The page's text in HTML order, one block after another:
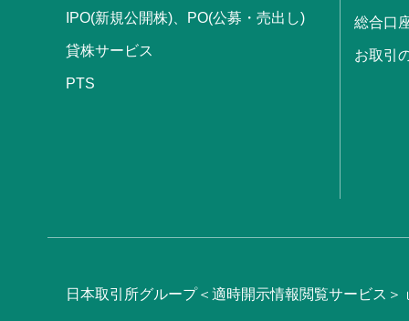
IPO(新規公開株)、PO(公募・売出し)
貸株サービス
PTS
総合口
お取引
日本取引所グループ＜適時開示情報閲覧サービス＞